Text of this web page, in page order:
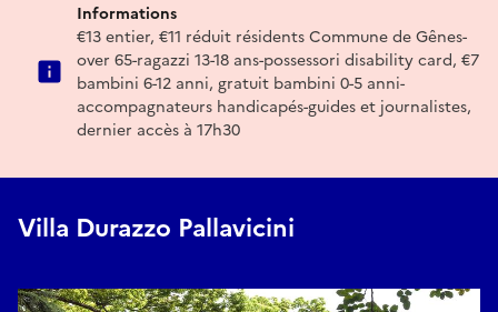
Informations
€13 entier, €11 réduit résidents Commune de Gênes-
over 65-ragazzi 13-18 ans-possessori disability card, €7
bambini 6-12 anni, gratuit bambini 0-5 anni-
accompagnateurs handicapés-guides et journalistes,
dernier accès à 17h30
Villa Durazzo Pallavicini